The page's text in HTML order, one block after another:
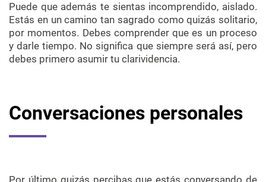
Puede que además te sientas incomprendido, aislado.
Estás en un camino tan sagrado como quizás solitario,
por momentos. Debes comprender que es un proceso
y darle tiempo. No significa que siempre será así, pero
debes primero asumir tu clarividencia.
Conversaciones personales